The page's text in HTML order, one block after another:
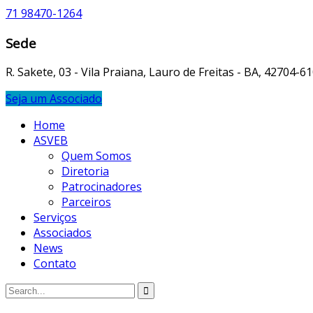
71 98470-1264
Sede
R. Sakete, 03 - Vila Praiana, Lauro de Freitas - BA, 42704-
Seja um Associado
Home
ASVEB
Quem Somos
Diretoria
Patrocinadores
Parceiros
Serviços
Associados
News
Contato